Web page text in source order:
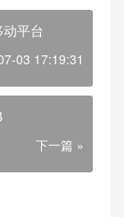
平台
03 17:19:31
下一篇 »